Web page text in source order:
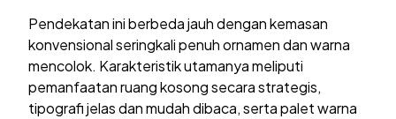
Pendekatan ini berbeda jauh dengan kemasan
konvensional seringkali penuh ornamen dan warna
mencolok. Karakteristik utamanya meliputi
pemanfaatan ruang kosong secara strategis,
tipografi jelas dan mudah dibaca, serta palet warna